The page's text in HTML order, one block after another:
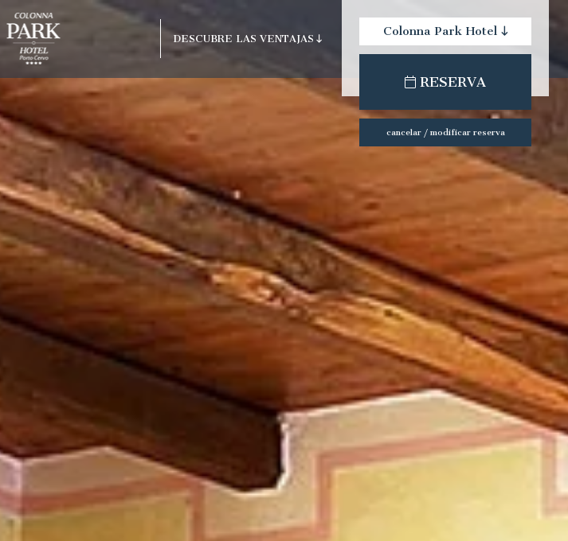
Colonna Park Hotel
RESERVA
cancelar / modificar reserva
DESCUBRE LAS VENTAJAS
Mejor tarifa
Botella Prosecco
Actualización gratuita según
disponibilidad